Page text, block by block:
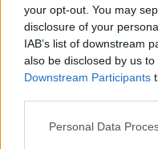
your opt-out. You may
disclosure of your
IAB’s list of downstream
also be disclosed by us
Downstream Participants
Personal Data